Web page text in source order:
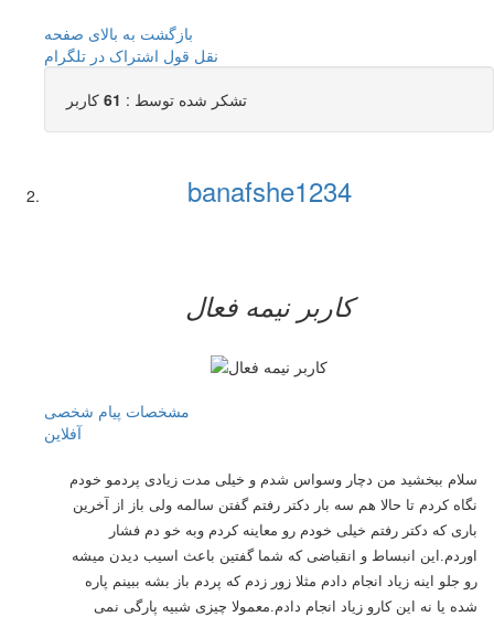
بازگشت به بالای صفحه
نقل قول اشتراک در تلگرام
تشکر شده توسط : 61 کاربر
banafshe1234
کاربر نيمه فعال
مشخصات پیام شخصی
آفلاين
سلام ببخشید من دچار وسواس شدم و خیلی مدت زیادی پردمو خودم
نگاه کردم تا حالا هم سه بار دکتر رفتم گفتن سالمه ولی باز از آخرین
باری که دکتر رفتم خیلی خودم رو معاینه کردم وبه خو دم فشار
اوردم.این انبساط و انقباضی که شما گفتین باعث اسیب دیدن میشه
رو جلو اینه زیاد انجام دادم مثلا زور زدم که پردم باز بشه ببینم پاره
شده یا نه این کارو زیاد انجام دادم.معمولا چیزی شبیه پارگی نمی